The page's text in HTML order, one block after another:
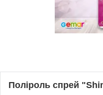
Поліроль спрей